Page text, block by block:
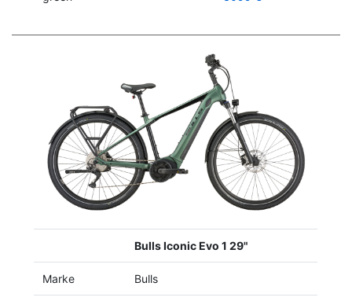
Previous
Bulls Iconic Evo 1 29"
Marke Bulls